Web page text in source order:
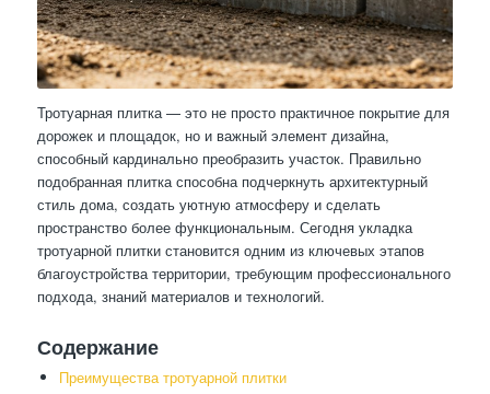
Тротуарная плитка — это не просто практичное покрытие для
дорожек и площадок, но и важный элемент дизайна,
способный кардинально преобразить участок. Правильно
подобранная плитка способна подчеркнуть архитектурный
стиль дома, создать уютную атмосферу и сделать
пространство более функциональным. Сегодня укладка
тротуарной плитки становится одним из ключевых этапов
благоустройства территории, требующим профессионального
подхода, знаний материалов и технологий.
Содержание
Преимущества тротуарной плитки